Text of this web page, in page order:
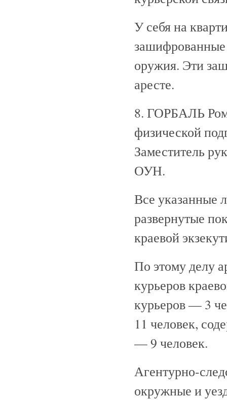
У себя на
зашифрованные
оружия. Эти
аресте.
8. ГОРБАЛЬ
физической
Заместитель
ОУН.
Все указанные
развернутые
краевой
По этому делу
курьеров
курьеров — 3
11 человек,
— 9 человек.
Агентурно-
окружные и